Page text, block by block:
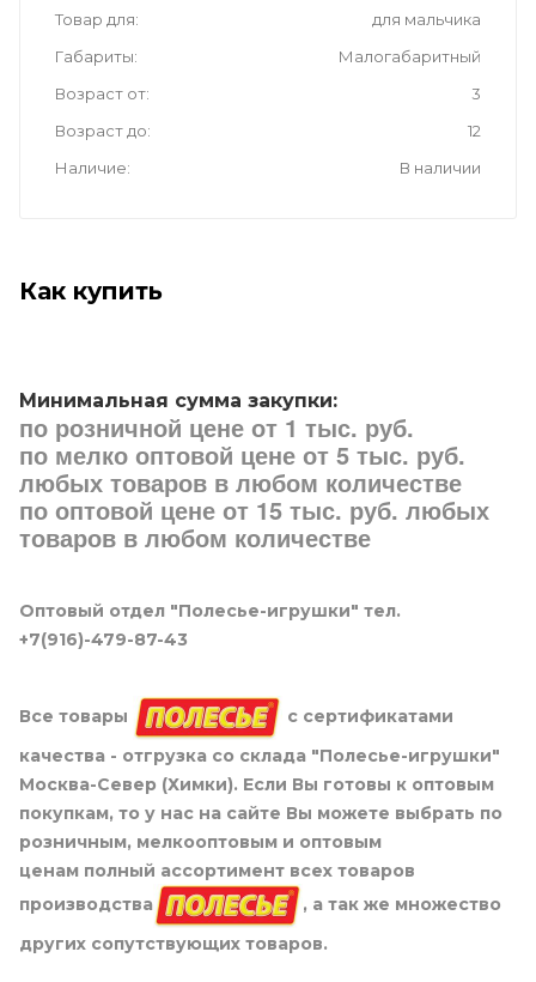
Товар для
для мальчика
Габариты
Малогабаритный
Возраст от
3
Возраст до
12
Наличие
В наличии
Как купить
Минимальная сумма закупки:
по розничной цене от 1 тыс. руб.
по мелко оптовой цене от 5 тыс. руб.
любых товаров в любом количестве
по оптовой цене от 15 тыс. руб. любых
товаров в любом количестве
Оптовый отдел "Полесье-игрушки" тел.
+7(916)-479-87-43
Все товары
с сертификатами
качества - отгрузка со склада "Полесье-игрушки"
Москва-Север (Химки). Если Вы готовы к оптовым
покупкам, то у нас на сайте Вы можете выбрать по
розничным, мелкооптовым и оптовым
ценам полный ассортимент всех товаров
производства
, а так же множество
других сопутствующих товаров.